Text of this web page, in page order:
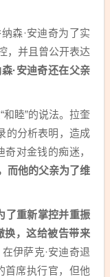
森·安迪奇为了实
，并且曾公开表达
·安迪奇还在父亲
和睦”的说法。拉奎
的分析表明，造成
对金钱的痴迷，
而他的父亲为了维
了重新掌控并重振
换，这给被告带来
在伊萨克·安迪奇退
首席执行官，但他